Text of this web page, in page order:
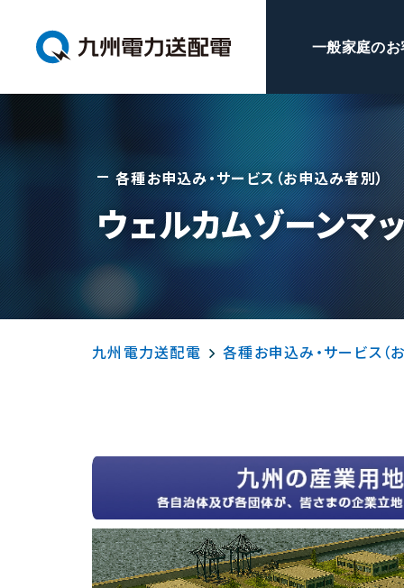
一般家庭のお
各種お申込み・サービス（お申込み者別）
ウェルカムゾーンマ
九州電力送配電 各種お申込み・サービス（